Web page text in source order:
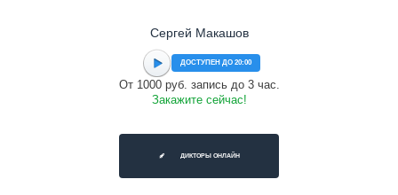
Сергей Макашов
ДОСТУПЕН ДО 20:00
От 1000 руб. запись до 3 час.
Закажите сейчас!
ДИКТОРЫ ОНЛАЙН